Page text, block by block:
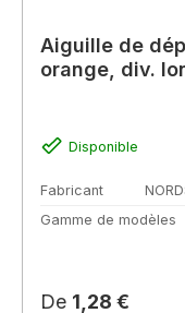
Aiguille de
orange, div.
Disponible
Fabricant
Gamme de modèles
Prix régulier :
De 1,28 €